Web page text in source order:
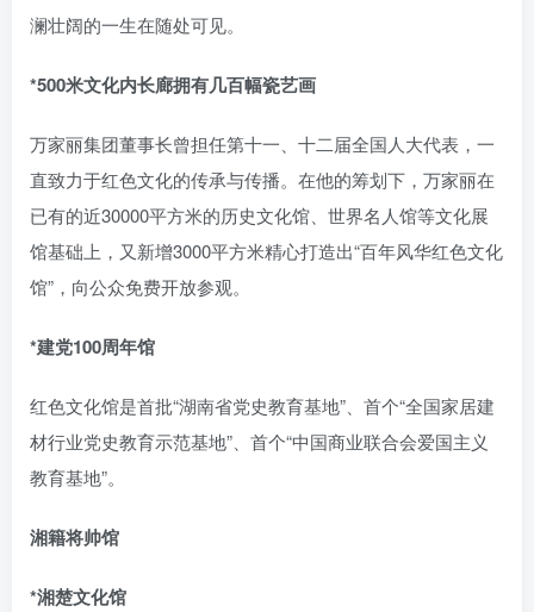
澜壮阔的一生在随处可见。
*500米文化内长廊拥有几百幅瓷艺画
万家丽集团董事长曾担任第十一、十二届全国人大代表，一
直致力于红色文化的传承与传播。在他的筹划下，万家丽在
已有的近30000平方米的历史文化馆、世界名人馆等文化展
馆基础上，又新增3000平方米精心打造出“百年风华红色文化
馆”，向公众免费开放参观。
*建党100周年馆
红色文化馆是首批“湖南省党史教育基地”、首个“全国家居建
材行业党史教育示范基地”、首个“中国商业联合会爱国主义
教育基地”。
湘籍将帅馆
*湘楚文化馆